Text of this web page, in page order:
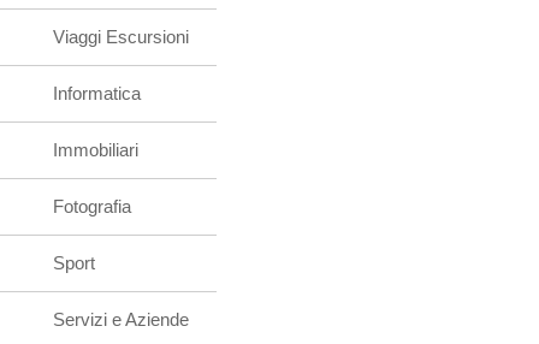
Viaggi Escursioni
Informatica
Immobiliari
Fotografia
Sport
Servizi e Aziende